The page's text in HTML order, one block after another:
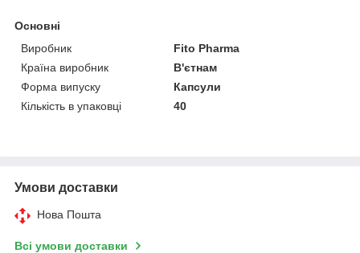
Основні
Виробник
Fito Pharma
Країна виробник
В'єтнам
Форма випуску
Капсули
Кількість в упаковці
40
Умови доставки
Нова Пошта
Всі умови доставки